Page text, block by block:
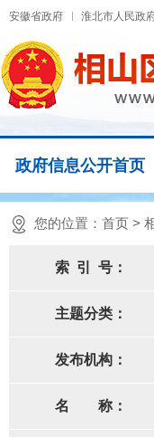
安徽省政府 淮北市人民政
政府信息公开首页
您的位置： 首页 >
索 引 号：
主题分类：
发布机构：
名 称：